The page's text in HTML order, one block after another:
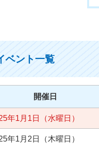
ベント一覧
開催日
年1月1日（水曜日）
年1月2日（木曜日）